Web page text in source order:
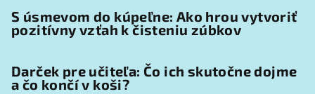
S úsmevom do kúpeľne: Ako hrou vytvoriť
pozitívny vzťah k čisteniu zúbkov
Darček pre učiteľa: Čo ich skutočne dojme
a čo končí v koši?